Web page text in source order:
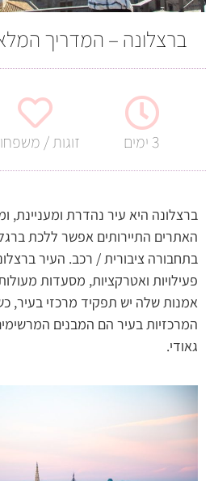
ברצלונה – המדריך
3 ימים זוגות /
ברצלונה היא עיר נהדרת ומעניינת,
האתרים התיירותים אפשר ללכת
בתחבורה ציבורית / רכב. העיר
פעילויות ואטרקציות, מסעדות
אמנות שלה יש תפקיד מרכזי בעיר,
המרכזיות בעיר הם המבנים
גאודי.